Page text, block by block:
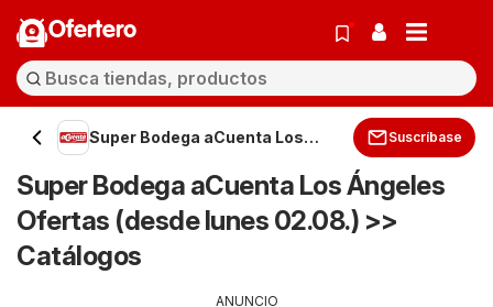
Ofertero
Super Bodega aCuenta Los
Suscríbase
Super Bodega aCuenta Los Ángeles
Ofertas (desde lunes 02.08.) >>
Catálogos
ANUNCIO